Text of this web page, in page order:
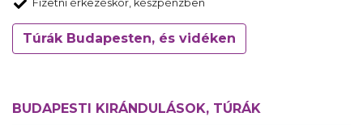
Fizetni érkezéskor, készpénzben
Túrák Budapesten, és vidéken
BUDAPESTI KIRÁNDULÁSOK, TÚRÁK